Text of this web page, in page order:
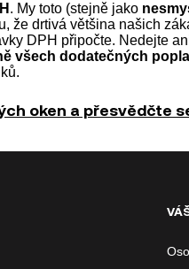
. My toto (stejně jako
že drtivá většina našich
DPH připočte. Nedejte
všech dodatečných
oken a přesvědčte